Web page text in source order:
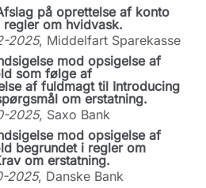
på oprettelse af konto
regler om hvidvask.
2025, Middelfart Sparekasse
mod opsigelse af
som følge af
af fuldmagt til Introducing
om erstatning.
2025, Saxo Bank
mod opsigelse af
begrundet i regler om
om erstatning.
2025, Danske Bank